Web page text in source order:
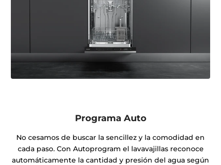
Programa Auto
No cesamos de buscar la sencillez y la comodidad en
cada paso. Con Autoprogram el lavavajillas reconoce
automáticamente la cantidad y presión del agua según